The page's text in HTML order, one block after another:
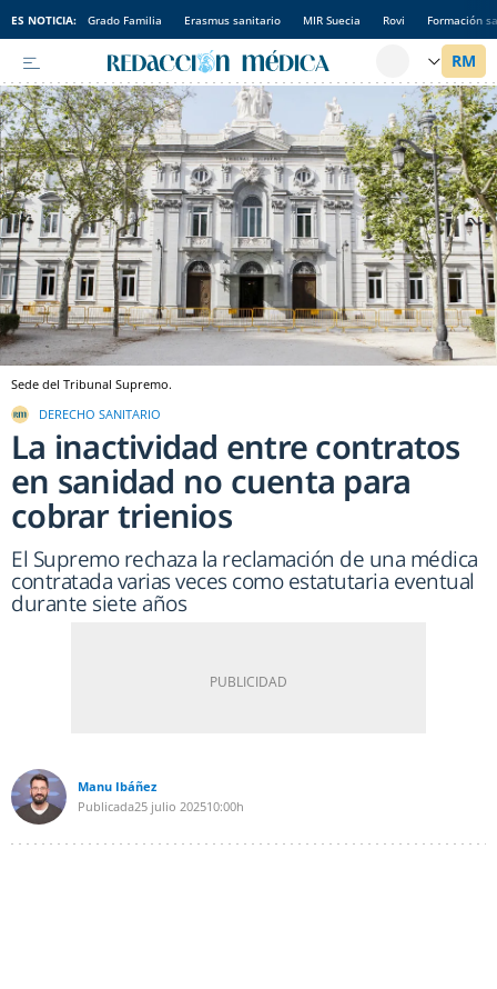
ES NOTICIA: Grado Familia Erasmus sanitario MIR Suecia Rovi Formación
Sede del Tribunal Supremo.
DERECHO SANITARIO
La inactividad entre contratos
en sanidad no cuenta para
cobrar trienios
El Supremo rechaza la reclamación de una médica
contratada varias veces como estatutaria eventual
durante siete años
Manu Ibáñez
Publicada25 julio 202510:00h